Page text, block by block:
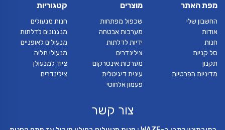
מפת האתר
החשבון שלי
אודות
חנות
סל קניות
תקנון
מדיניות הפרטיות
מוצרים
שכפול מפתחות
מערכות אבטחה
ידיות לדלתות
צילינדרים
מערכות אינטרקום
עינית דיגיטלית
פעמון אלחוטי
קטגוריות
חנות מנעולים
מנגנונים לדלתות
מנעולים לאופניים
מנעולי תליה
ציוד למנעולן
צילינדרים
צור קשר